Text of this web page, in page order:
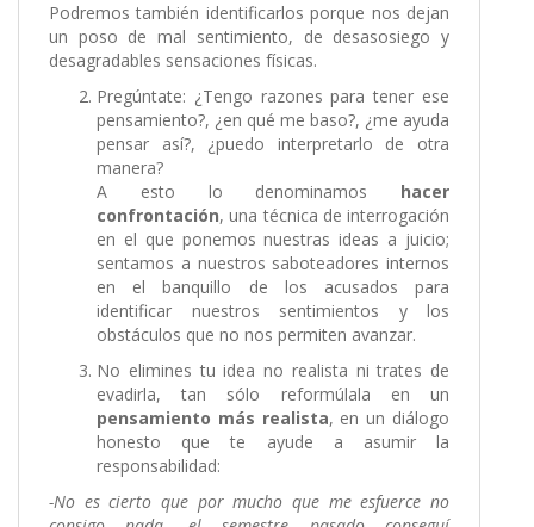
Podremos también identificarlos porque nos dejan
un poso de mal sentimiento, de desasosiego y
desagradables sensaciones físicas.
Pregúntate: ¿Tengo razones para tener ese
pensamiento?, ¿en qué me baso?, ¿me ayuda
pensar así?, ¿puedo interpretarlo de otra
manera?
A esto lo denominamos hacer
confrontación, una técnica de interrogación
en el que ponemos nuestras ideas a juicio;
sentamos a nuestros saboteadores internos
en el banquillo de los acusados para
identificar nuestros sentimientos y los
obstáculos que no nos permiten avanzar.
No elimines tu idea no realista ni trates de
evadirla, tan sólo reformúlala en un
pensamiento más realista, en un diálogo
honesto que te ayude a asumir la
responsabilidad:
-No es cierto que por mucho que me esfuerce no